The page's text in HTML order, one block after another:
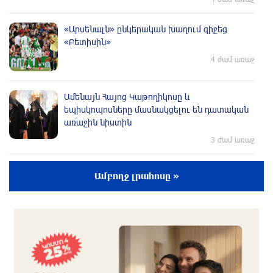
«Արսենալն» ընկերական խաղում զիջեց
«Բետիսին»
4 ժամ առաջ
Ամենայն Հայոց Կաթողիկոսը և
եպիսկոպոսները մասնակցելու են դատական
առաջին նիստին
3 ժամ առաջ
Իրանն ու Օմանը քննարկում են Հորմուզի
նեղուցով անցման համար 3 տոկոսից մինչև 7
Որպես անհետ կորած որոնվում է Վահագ
Մարտիրոսյանը
Ամբողջ լրահոսը »